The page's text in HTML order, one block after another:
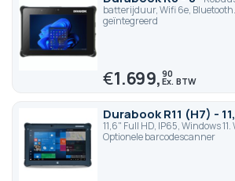
batterijduur, Wifi 6e,
geïntegreerd
€1.699,90
Durabook R11 (H7) -
11,6" Full HD, IP65, Windows
Optionele barcodescanner